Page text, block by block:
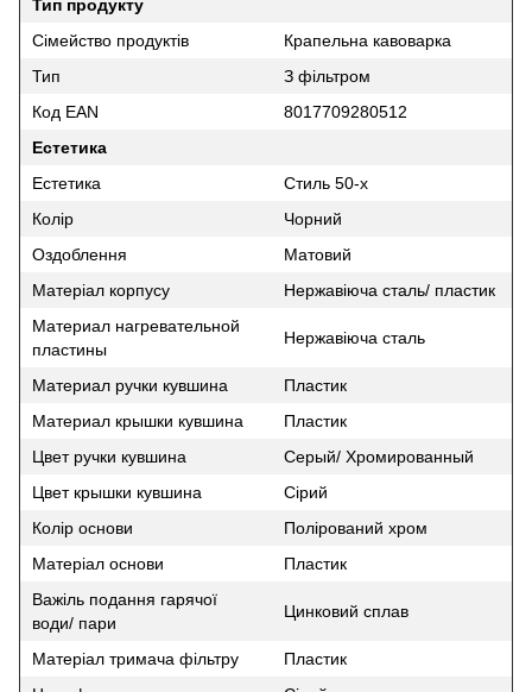
Тип продукту
Сімейство продуктів
Крапельна кавоварка
Тип
З фільтром
Код EAN
8017709280512
Естетика
Естетика
Стиль 50-х
Колір
Чорний
Оздоблення
Матовий
Матеріал корпусу
Нержавіюча сталь/ пластик
Материал нагревательной
пластины
Нержавіюча сталь
Материал ручки кувшина
Пластик
Материал крышки кувшина
Пластик
Цвет ручки кувшина
Серый/ Хромированный
Цвет крышки кувшина
Сірий
Колір основи
Полірований хром
Матеріал основи
Пластик
Важіль подання гарячої
води/ пари
Цинковий сплав
Матеріал тримача фільтру
Пластик